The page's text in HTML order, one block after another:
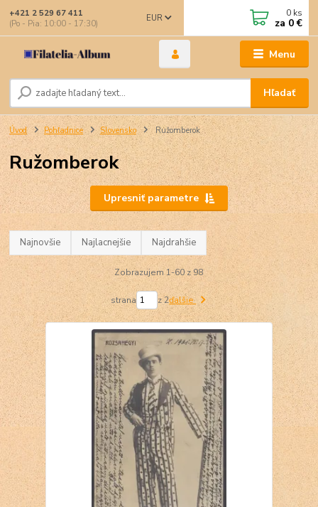
Menu
EUR
Hľadať
+421 2 529 67 411
(Po - Pia: 10:00 - 17:30)
0 ks
za 0 €
Úvod Pohľadnice Slovensko Ružomberok
Ružomberok
Upresniť parametre
Najnovšie Najlacnejšie Najdrahšie
Zobrazujem 1-60 z 98
strana z 2ďalšie